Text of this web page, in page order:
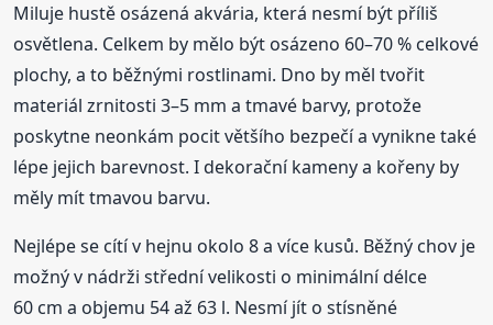
Miluje hustě osázená akvária, která nesmí být příliš
osvětlena. Celkem by mělo být osázeno 60–70 % celkové
plochy, a to běžnými rostlinami. Dno by měl tvořit
materiál zrnitosti 3–5 mm a tmavé barvy, protože
poskytne neonkám pocit většího bezpečí a vynikne také
lépe jejich barevnost. I dekorační kameny a kořeny by
měly mít tmavou barvu.
Nejlépe se cítí v hejnu okolo 8 a více kusů. Běžný chov je
možný v nádrži střední velikosti o minimální délce
60 cm a objemu 54 až 63 l. Nesmí jít o stísněné